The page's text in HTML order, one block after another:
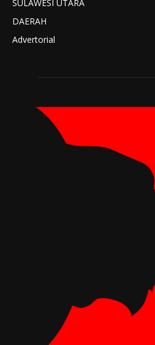
SULAWESI UTARA
DAERAH
Advertorial